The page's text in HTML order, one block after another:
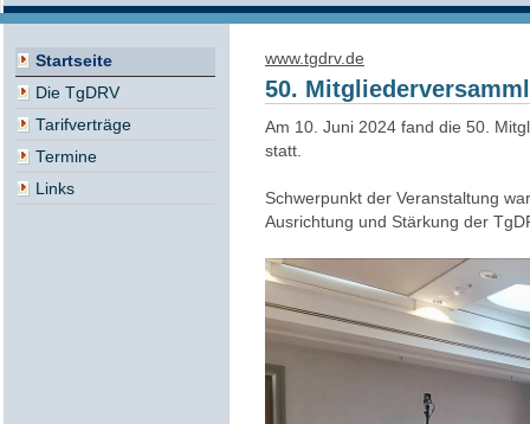
Startseite
Die TgDRV
Tarifverträge
Termine
Links
www.tgdrv.de
50.
Am 10. Juni 2024 fand die 50.
statt.
Schwerpunkt der Veranstaltung
Ausrichtung und Stärkung der